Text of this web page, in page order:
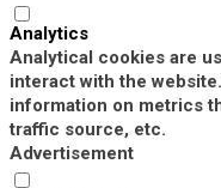
Analytics
Analytical cookies are
interact with the
information on metrics
traffic source, etc.
Advertisement